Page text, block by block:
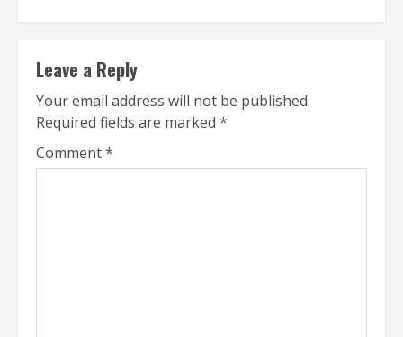
Leave a Reply
Your email address will not be published.
Required fields are marked *
Comment*